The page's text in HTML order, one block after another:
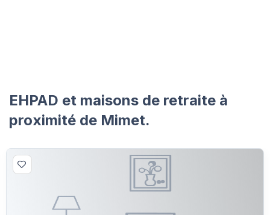
EHPAD et maisons de retraite à
proximité de Mimet.